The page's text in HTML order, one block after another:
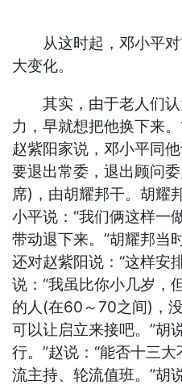
从这时起，邓小平对
大变化。
其实，由于老人们认
力，早就想把他换下来
赵紫阳家说，邓小平同
要退出常委，退出顾问
席)，由胡耀邦干。胡耀
小平说：“我们俩这样一
带动退下来。”胡耀邦当
还对赵紫阳说：“这样安
说：“我虽比你小几岁，
的人(在60～70之间)，
可以让启立来接吧。”胡
行。”赵说：“能否十三
流主持、轮流值班。”胡